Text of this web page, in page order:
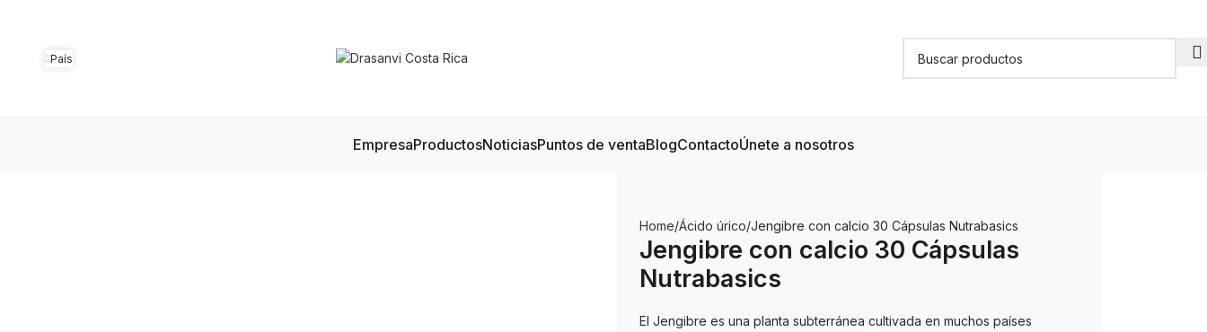
País
EmpresaProductosNoticiasPuntos de ventaBlogContactoÚnete a nosotros
Home Ácido úrico Jengibre con calcio 30 Cápsulas Nutrabasics
Jengibre con calcio 30 Cápsulas
Nutrabasics
El Jengibre es una planta subterránea cultivada en muchos países